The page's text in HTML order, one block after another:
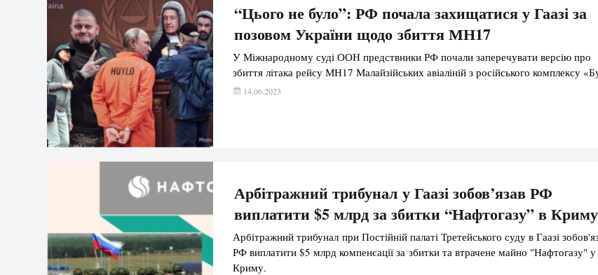
“Цього не було”: РФ почала захищатися у Гаазі за
позовом України щодо збиття МН17
У Міжнародному суді ООН предствники РФ почали заперечувати версію про
збиття літака рейсу МН17 Малайзійських авіаліній з російського комплексу
14.06.2023
Арбітражний трибунал у Гаазі зобов’язав РФ
виплатити $5 млрд за збитки “Нафтогазу” в Криму
Арбітражний трибунал при Постійній палаті Третейського суду в Гаазі
РФ виплатити $5 млрд компенсації за збитки та втрачене майно "Нафтогазу" у
Криму.